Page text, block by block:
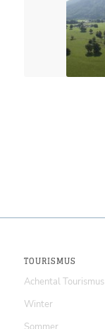
TOURISMUS
Achental Tourismus
Winter